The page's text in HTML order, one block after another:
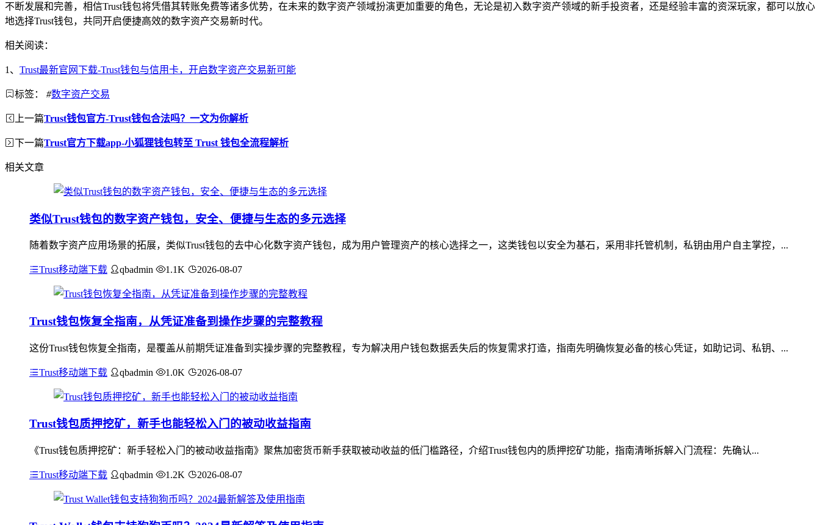
不断发展和完善，相信Trust钱包将凭借其转账免费等诸多优势，在未来的数字资产领域扮演更加重要的角色，无论是初入数字资产领域的新手投资者，还是经验丰富的资深玩家，都可以放心
地选择Trust钱包，共同开启便捷高效的数字资产交易新时代。
相关阅读：
1、 Trust最新官网下载-Trust钱包与信用卡，开启数字资产交易新可能
标签： #数字资产交易
上一篇Trust钱包官方-Trust钱包合法吗？一文为你解析
下一篇Trust官方下载app-小狐狸钱包转至 Trust 钱包全流程解析
相关文章
类似Trust钱包的数字资产钱包，安全、便捷与生态的多元选择
随着数字资产应用场景的拓展，类似Trust钱包的去中心化数字资产钱包，成为用户管理资产的核心选择之一，这类钱包以安全为基石，采用非托管机制，私钥由用户自主掌控，...
Trust移动端下载 qbadmin 1.1K 2026-08-07
Trust钱包恢复全指南，从凭证准备到操作步骤的完整教程
这份Trust钱包恢复全指南，是覆盖从前期凭证准备到实操步骤的完整教程，专为解决用户钱包数据丢失后的恢复需求打造，指南先明确恢复必备的核心凭证，如助记词、私钥、...
Trust移动端下载 qbadmin 1.0K 2026-08-07
Trust钱包质押挖矿，新手也能轻松入门的被动收益指南
《Trust钱包质押挖矿：新手轻松入门的被动收益指南》聚焦加密货币新手获取被动收益的低门槛路径，介绍Trust钱包内的质押挖矿功能，指南清晰拆解入门流程：先确认...
Trust移动端下载 qbadmin 1.2K 2026-08-07